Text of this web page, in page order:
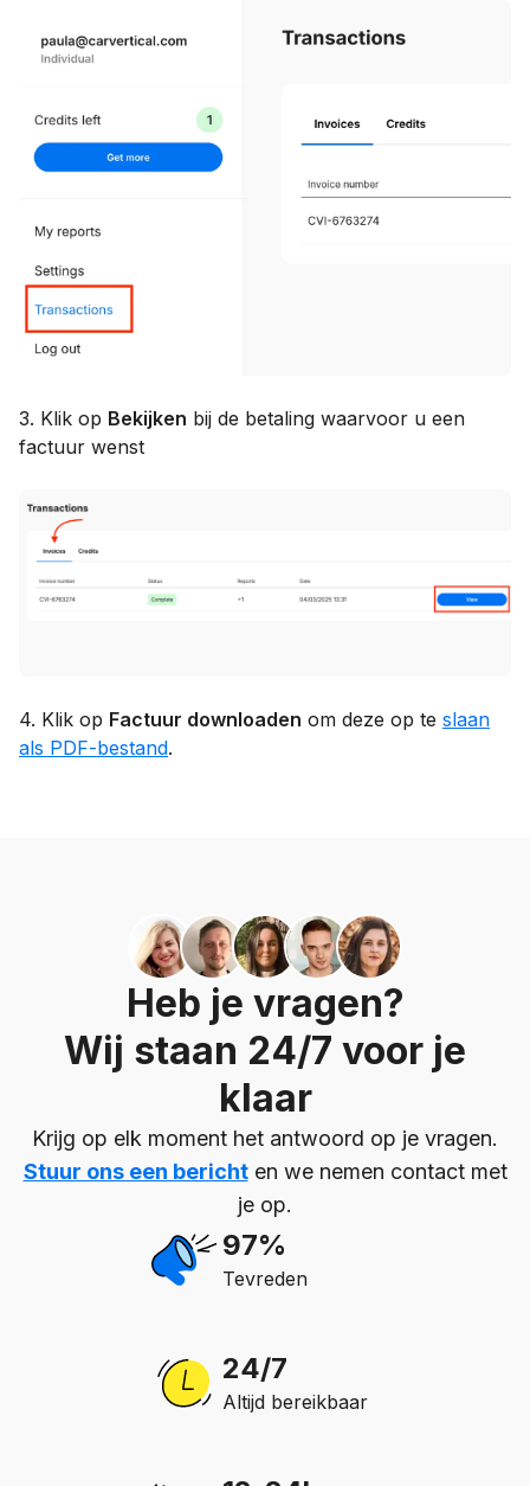
3. Klik op Bekijken bij de betaling waarvoor u een
factuur wenst
4. Klik op Factuur downloaden om deze op te slaan
als PDF-bestand.
Heb je vragen?
Wij staan 24/7 voor je
klaar
Krijg op elk moment het antwoord op je vragen.
Stuur ons een berichten we nemen contact met
je op.
97%
Tevreden
24/7
Altijd bereikbaar